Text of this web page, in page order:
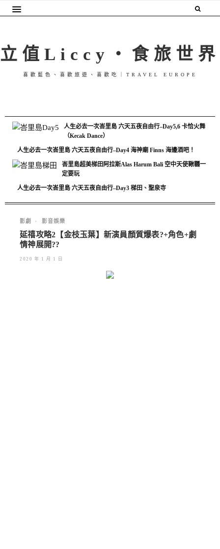
立值Liccy・食旅世界
喜歡藍色、喜歡旅遊、喜歡吃｜TRAVEL EUROPE
人生必去一次峇里島 六天五夜自由行–Day5,6 卡恰火舞
（Kecak Dance）
人生必去一次峇里島 六天五夜自由行–Day4 海神廟 Finns 海邊酒吧！
峇里島超美梯田阿拉斯Alas Harum Bali 空中天使鞦韆一
定要玩
人生必去一次峇里島 六天五夜自由行–Day3 梯田、聖泉寺
影劇 • 影音娛樂
延禧攻略2【金枝玉葉】新演員顏質爆表?+角色+劇
情神展開??
2020 年 1 月 1 日